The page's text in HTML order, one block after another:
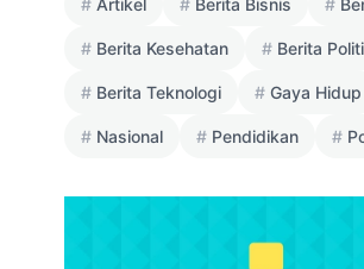
Artikel Berita Bisnis
Berita Kesehatan Berita
Berita Teknologi Gaya Hidup
Nasional Pendidikan